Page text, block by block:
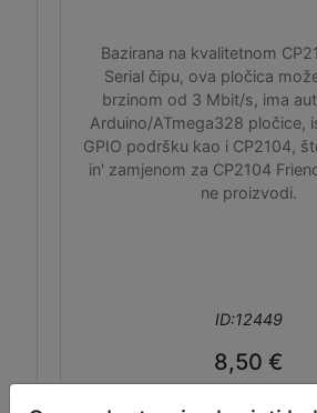
Bazirana na kvalitetnom
Serial čipu, ova pločica
brzinom od 3 Mbit/s, ima
Arduino/ATmega328 pločice,
GPIO podršku kao i CP2104,
in' zamjenom za CP2104
ne proizvodi.
ID:12449
8,50 €